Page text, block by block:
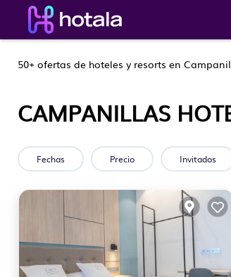
50+ ofertas de hoteles y resorts en
CAMPANILLAS
Fechas Precio Invitados